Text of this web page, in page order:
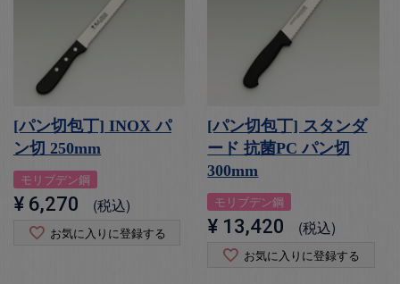
[パン切包丁] INOX パ
ン切 250mm
モリブデン鋼
¥ 6,270 税込
お気に入りに登録する
[パン切包丁] スタンダ
ード 抗菌PC パン切
300mm
モリブデン鋼
¥ 13,420 税込
お気に入りに登録する